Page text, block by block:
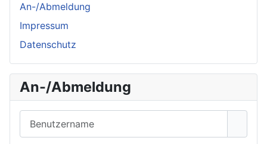
An-/Abmeldung
Impressum
Datenschutz
An-/Abmeldung